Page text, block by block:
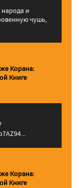
народа и
чушь,
Корана:
Книге
Корана:
Книге